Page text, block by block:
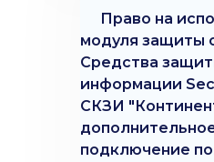
Право на
модуля защиты
Средства
информации
СКЗИ
подключение